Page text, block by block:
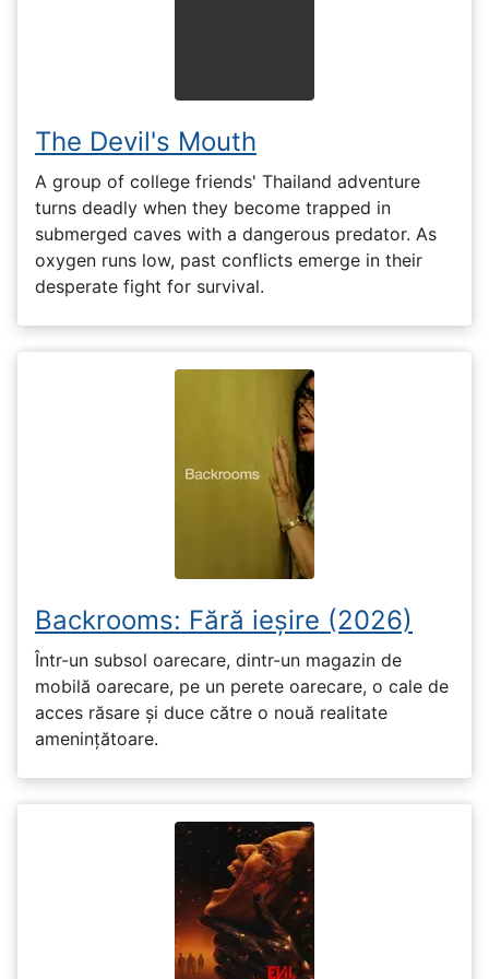
The Devil's Mouth
A group of college friends' Thailand adventure
turns deadly when they become trapped in
submerged caves with a dangerous predator. As
oxygen runs low, past conflicts emerge in their
desperate fight for survival.
Backrooms: Fără ieșire (2026)
Într-un subsol oarecare, dintr-un magazin de
mobilă oarecare, pe un perete oarecare, o cale de
acces răsare și duce către o nouă realitate
amenințătoare.